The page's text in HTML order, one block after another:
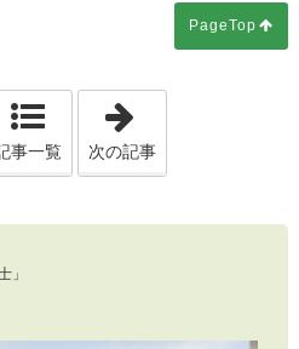
PageTop
第3640回 今の私のバックアップは、
事一覧 次の記事
」